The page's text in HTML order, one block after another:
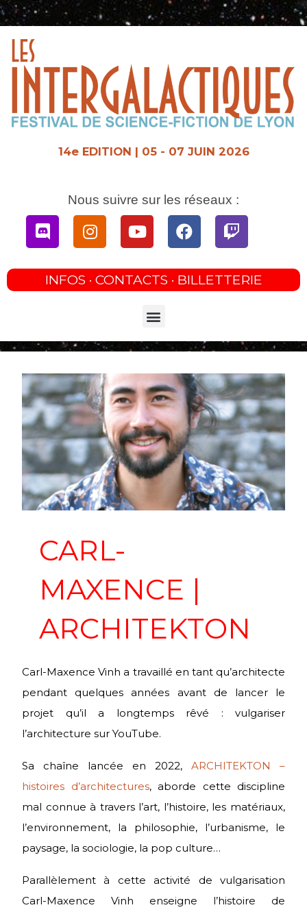
Aller
au
14e EDITION | 05 - 07 JUIN 2026
Nous suivre sur les réseaux :
DiscordInstagramYoutubeFacebookTwitch
INFOS · CONTACTS · BILLETTERIE
Menu
CARL-
MAXENCE |
ARCHITEKTON
Carl-Maxence Vinh a travaillé en tant qu’architecte
pendant quelques années avant de lancer le
projet qu’il a longtemps rêvé : vulgariser
l’architecture sur YouTube.
Sa chaîne lancée en 2022, ARCHITEKTON –
histoires d’architectures, aborde cette discipline
mal connue à travers l’art, l’histoire, les matériaux,
l’environnement, la philosophie, l’urbanisme, le
paysage, la sociologie, la pop culture…
Parallèlement à cette activité de vulgarisation
Carl-Maxence Vinh enseigne l’histoire de